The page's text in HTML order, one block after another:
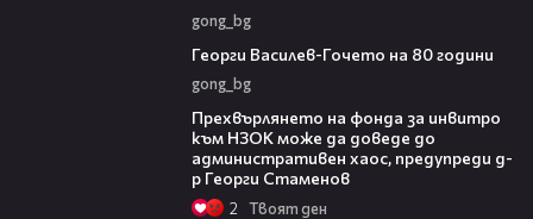
gong_bg
Георги Василев-Гочето на 80 години
gong_bg
Прехвърлянето на фонда за инвитро
към НЗОК може да доведе до
административен хаос, предупреди д-
р Георги Стаменов
2 Твоят ден